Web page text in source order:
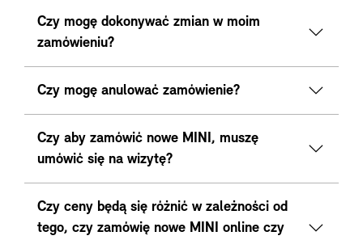
Czy mogę dokonywać zmian w moim
zamówieniu?
Czy mogę anulować zamówienie?
Czy aby zamówić nowe MINI, muszę
umówić się na wizytę?
Czy ceny będą się różnić w zależności od
tego, czy zamówię nowe MINI online czy